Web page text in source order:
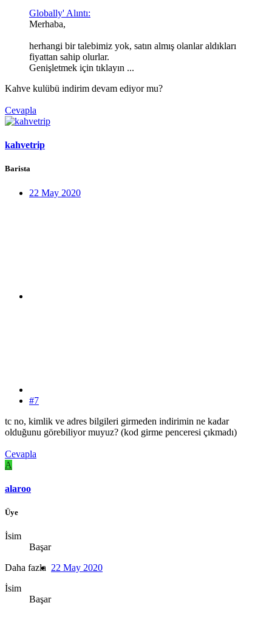
Globally' Alıntı:
Merhaba,
herhangi bir talebimiz yok, satın almış olanlar aldıkları
fiyattan sahip olurlar.
Genişletmek için tıklayın ...
Kahve kulübü indirim devam ediyor mu?
Cevapla
kahvetrip
Barista
22 May 2020
#7
tc no, kimlik ve adres bilgileri girmeden indirimin ne kadar
olduğunu görebiliyor muyuz? (kod girme penceresi çıkmadı)
Cevapla
A
alaroo
Üye
İsim
Başar
Daha fazla
İsim
Başar
22 May 2020